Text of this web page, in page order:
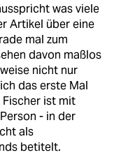
was viele
Artikel über eine
mal zum
davon maßlos
nicht nur
das erste Mal
ist mit
- in der
als
betitelt.